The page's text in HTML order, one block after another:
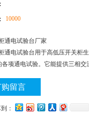
10000
通电试验台厂家
通电试验台用于高低压开关柜
各项通电试验。它能提供三相
购留言
：